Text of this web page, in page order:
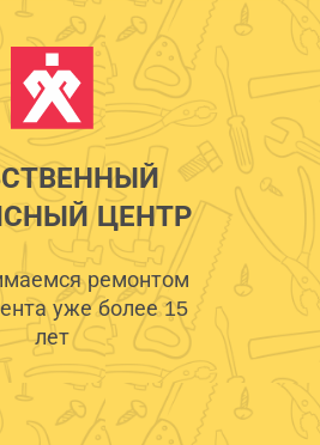
ЦЕНТР
ремонтом
уже более 15
лет